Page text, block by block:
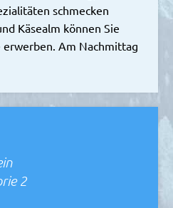
schmecken
Käsealm können Sie
Am Nachmittag
2